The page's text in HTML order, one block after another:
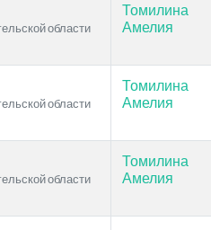
области
Томилина
Амелия
области
Томилина
Амелия
области
Томилина
Амелия